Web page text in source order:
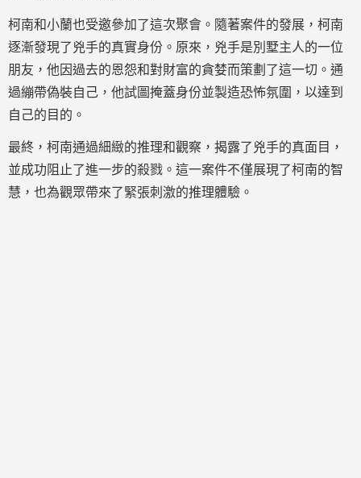
柯南和小蘭也受邀參加了這次聚會。隨著案件的發展，柯南
逐漸發現了兇手的真實身份。原來，兇手是別墅主人的一位
朋友，他因過去的恩怨和對財富的貪婪而策劃了這一切。通
過繃帶偽裝自己，他試圖掩蓋身份並製造恐怖氛圍，以達到
自己的目的。
最終，柯南通過細緻的推理和觀察，揭露了兇手的真面目，
並成功阻止了進一步的殺戮。這一案件不僅展現了柯南的智
慧，也為觀眾帶來了緊張刺激的推理體驗。